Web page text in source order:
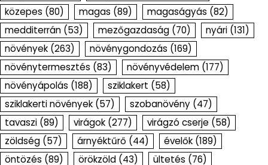
közepes (80) magas (89) magaságyás (82)
medditerrán (53) mezőgazdaság (70) nyári (131)
növények (263) növénygondozás (169)
növénytermesztés (83) növényvédelem (177)
növényápolás (188) sziklakert (58)
sziklakerti növények (57) szobanövény (47)
tavaszi (89) virágok (277) virágzó cserje (58)
zöldség (57) árnyéktűrő (44) évelők (189)
öntözés (89) örökzöld (43) ültetés (76)